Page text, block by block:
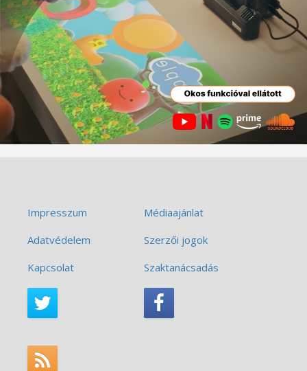
Impresszum
Médiaajánlat
Adatvédelem
Szerzői jogok
Kapcsolat
Szaktanácsadás